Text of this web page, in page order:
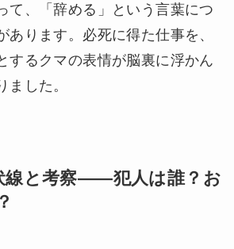
て、「辞める」という言葉につ
あります。必死に得た仕事を、
するクマの表情が脳裏に浮かん
ました。
線と考察——犯人は誰？お